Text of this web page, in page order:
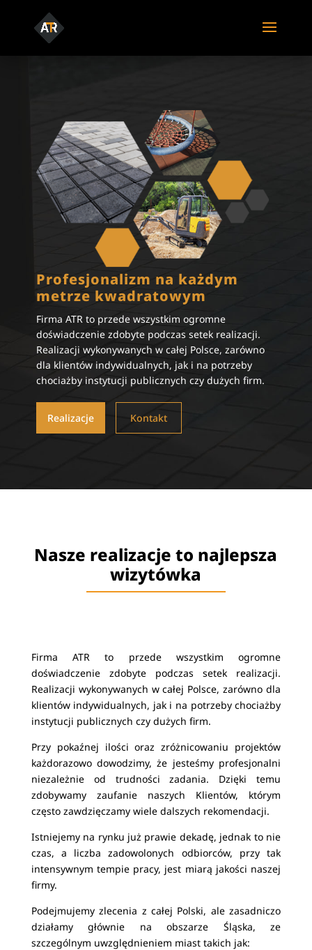
Profesjonalizm na każdym
metrze kwadratowym
Firma ATR to przede wszystkim ogromne
doświadczenie zdobyte podczas setek realizacji.
Realizacji wykonywanych w całej Polsce, zarówno
dla klientów indywidualnych, jak i na potrzeby
chociażby instytucji publicznych czy dużych firm.
Realizacje Kontakt
Nasze realizacje to najlepsza
wizytówka
Firma ATR to przede wszystkim ogromne
doświadczenie zdobyte podczas setek realizacji.
Realizacji wykonywanych w całej Polsce, zarówno dla
klientów indywidualnych, jak i na potrzeby chociażby
instytucji publicznych czy dużych firm.
Przy pokaźnej ilości oraz zróżnicowaniu projektów
każdorazowo dowodzimy, że jesteśmy profesjonalni
niezależnie od trudności zadania. Dzięki temu
zdobywamy zaufanie naszych Klientów, którym
często zawdzięczamy wiele dalszych rekomendacji.
Istniejemy na rynku już prawie dekadę, jednak to nie
czas, a liczba zadowolonych odbiorców, przy tak
intensywnym tempie pracy, jest miarą jakości naszej
firmy.
Podejmujemy zlecenia z całej Polski, ale zasadniczo
działamy głównie na obszarze Śląska, ze
szczególnym uwzględnieniem miast takich jak: